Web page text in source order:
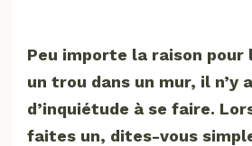
Peu importe la raison
un trou dans un mur, il n’y
d’inquiétude à se faire.
faites un, dites-vous